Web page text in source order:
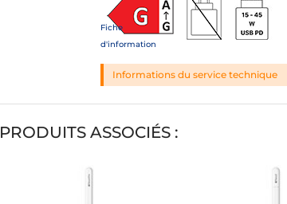
Fiche
d'information
Informations du service technique
PRODUITS ASSOCIÉS :